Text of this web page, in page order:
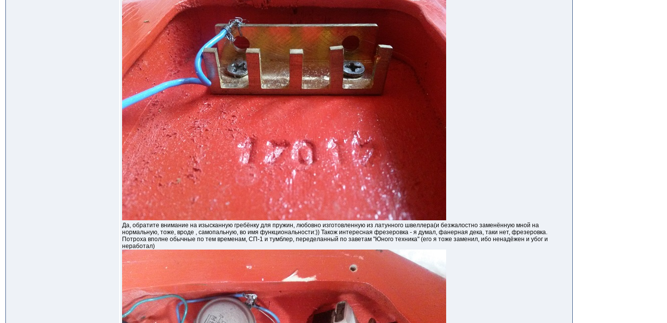
Да, обратите внимание на изысканную гребёнку для пружин, любовно изготовленную из латунного швеллера(и безжалостно заменённую мной на
нормальную, тоже, вроде , самопальную, во имя функциональности:)) Також интересная фрезеровка - я думал, фанерная дека, таки нет, фрезеровка.
Потроха вполне обычные по тем временам, СП-1 и тумблер, переделанный по заветам "Юного техника" (его я тоже заменил, ибо ненадёжен и убог и
неработал)